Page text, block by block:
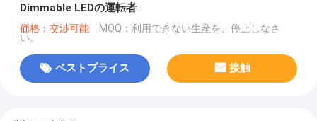
Dimmable LEDの運転者
価格：交渉可能 MOQ：利用できない生産を、停止しなさ
い。
ベストプライス 接触